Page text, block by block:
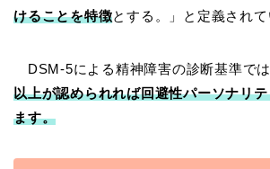
けることを特徴とする。」と定義されて
DSM-5による精神障害の診断基準で
以上が認められれば回避性パーソナリ
ます。